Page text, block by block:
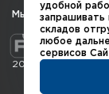
Мы в социальных
2026 © QUARTA
удобной
запрашивать
складов
любое
сервисов